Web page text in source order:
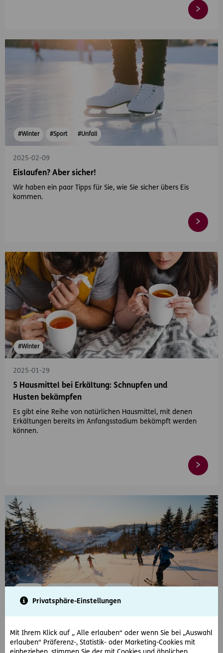
Privatsphäre-Einstellungen
Mit Ihrem Klick auf „ Alle erlauben“ oder wenn Sie bei „Auswahl
erlauben“ Präferenz-, Statistik- oder Marketing-Cookies mit
#Winter #Sport #Unfall
2025-02-09
Eislaufen? Aber sicher!
Wir haben ein paar Tipps für Sie, wie Sie sicher übers Eis
kommen.
#Winter
2025-01-29
5 Hausmittel bei Erkältung: Schnupfen und
Husten bekämpfen
Es gibt eine Reihe von natürlichen Hausmittel, mit denen
Erkältungen bereits im Anfangsstadium bekämpft werden
können.
Skiurlaub in Österreich: 10 Tipps zum Geld
sparen